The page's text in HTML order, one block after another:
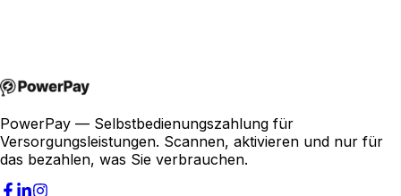
PowerPay — Selbstbedienungszahlung für
Versorgungsleistungen. Scannen, aktivieren und nur für
das bezahlen, was Sie verbrauchen.